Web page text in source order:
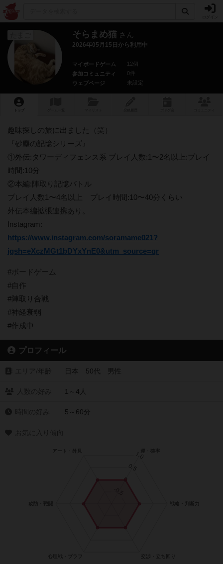
そらまめ猫 さん
2026年05月15日から利用中
マイボードゲーム
12個
参加コミュニティ
0件
ウェブページ
未設定
トップ
趣味探しの旅に出ました（笑）
『砂塵の記憶シリーズ』
①外伝:タワーディフェンス系 プレイ人数:1〜2名以上:プレイ
時間:10分
②本編:陣取り記憶バトル
プレイ人数1〜4名以上 プレイ時間:10〜40分くらい
外伝本編拡張連携あり。
Instagram:
https://www.instagram.com/soramame021?
igsh=eXczMGt1bDYxYnE0&utm_source=qr
#ボードゲーム
#自作
#陣取り合戦
#神経衰弱
#作成中
プロフィール
日本 50代 男性
1～4人
5～60分